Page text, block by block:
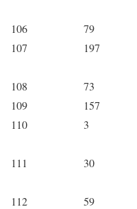
106
79
107
197
108
73
109
157
110
3
111
30
112
59